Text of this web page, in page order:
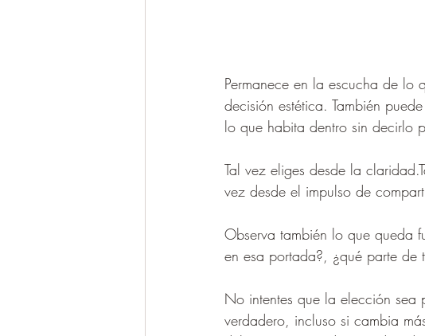
Permanece en la escucha de lo
decisión estética. También
lo que habita dentro sin decirlo
Tal vez eliges desde la
vez desde el impulso de
Observa también lo que queda
en esa portada?, ¿qué parte de
No intentes que la elección sea
verdadero, incluso si cambia